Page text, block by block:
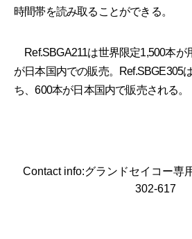
時間帯を読み取ることができる。
Ref.SBGA211は世界限定1,500本が
が日本国内での販売。Ref.SBGE305
ち、600本が日本国内で販売される。
Contact info:グランドセイコー専
302-617